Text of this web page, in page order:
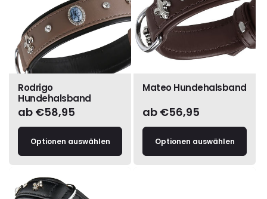
Rodrigo
Hundehalsband
Normaler
Preis
ab €58,95
Optionen auswählen
Mateo Hundehalsband
Normaler
Preis
ab €56,95
Optionen auswählen